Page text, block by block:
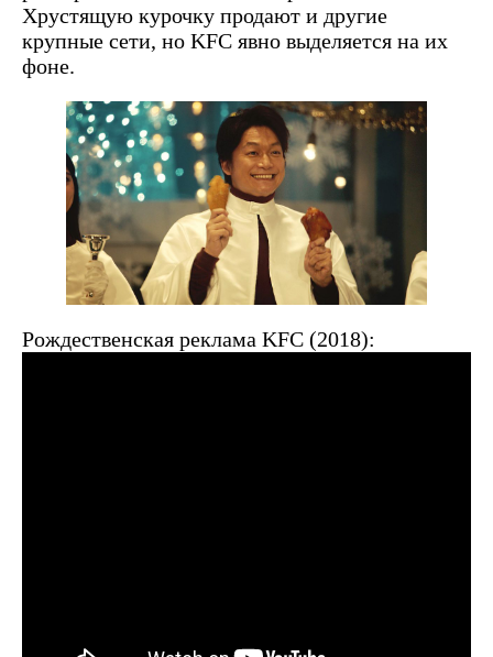
Хрустящую курочку продают и другие
крупные сети, но KFC явно выделяется на их
фоне.
Рождественская реклама KFC (2018):